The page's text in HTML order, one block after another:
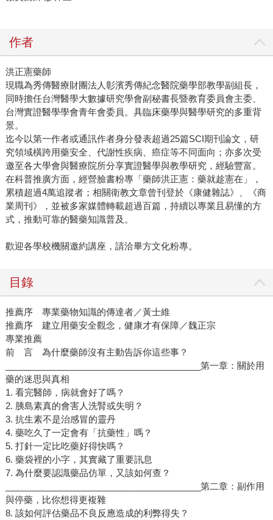
作者
洪正憲藥師
現職為秀傳醫療財團法人彰濱秀傳紀念醫院藥學部教學副組長，
同時擔任台灣醫學大數據研究學會副秘書長暨教育委員會主委、
台灣實證醫學學會青年會委員。具臨床藥學與醫學研究的多重背
景。
迄今以第一作者或通訊作者身分發表超過25篇SCI期刊論文，研
究領域橫跨用藥安全、代謝性疾病、癌症等不同面向；亦多次受
邀至各大學會與醫療院所分享實證醫學與教學研究，經驗豐富。
在科普推廣方面，經營臉書粉專「藥師洪正憲：藥就趁憲在」，
累積超過4萬追蹤者；相關衛教文章曾刊登於《康健雜誌》、《商
業周刊》，並被多家媒體轉載超過百篇，持續以專業且易懂的方
式，推動可靠的醫藥知識普及。
歡迎各學校機關邀約講座，請洽畢方文化粉專。
目錄
推薦序 專業藥物知識的傳達者／黃士維
推薦序 建立用藥安全觀念，健康才有保障／魏正宗
專業推薦
前 言 為什麼藥師沒有主動告訴你這些事？
________________________________________第一章：關於用
藥的迷思與真相
1. 看完醫師，病就會好了嗎？
2. 胰島素真的會害人洗腎或失明？
3. 抗生素不是治感冒的靈丹
4. 藥吃久了一定會有「抗藥性」嗎？
5. 打針一定比吃藥好得快嗎？
6. 藥袋裡的小字，其實藏了重要訊息
7. 為什麼要認識藥品仿單，又該如何查？
________________________________________第二章：副作用
與停藥，比你想得更複雜
8. 該如何評估藥品不良反應造成的利弊得失？